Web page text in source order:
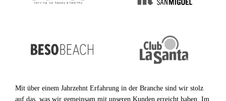
Mit über einem Jahrzehnt Erfahrung in der Branche sind wir stolz
auf das, was wir gemeinsam mit unseren Kunden erreicht haben. Im